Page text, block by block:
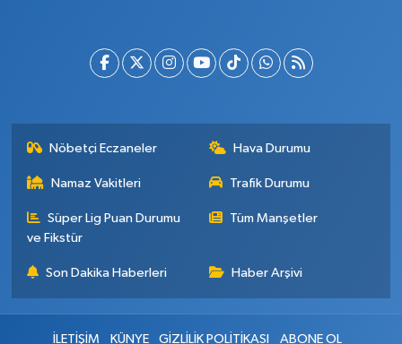
Nöbetçi Eczaneler Hava Durumu
Namaz Vakitleri Trafik Durumu
Süper Lig Puan Durumu
ve Fikstür
Tüm Manşetler
Son Dakika Haberleri Haber Arşivi
İLETİŞİM KÜNYE GİZLİLİK POLİTİKASI ABONE OL